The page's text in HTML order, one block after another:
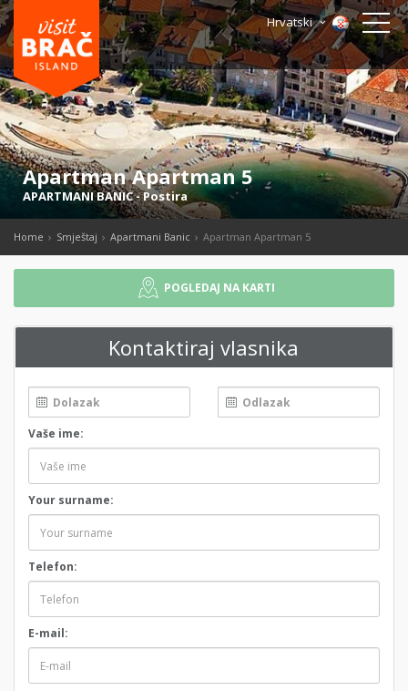
Hrvatski
Apartman Apartman 5
APARTMANI BANIC-Postira
Home Smještaj Apartmani Banic Apartman Apartman 5
POGLEDAJ NA KARTI
Kontaktiraj vlasnika
Vaše ime:
Your surname:
Telefon:
E-mail: